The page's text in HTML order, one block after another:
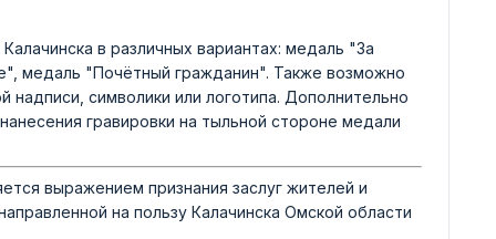
в различных вариантах: медаль "За
медаль "Почётный гражданин". Также возможно
надписи, символики или логотипа. Дополнительно
гравировки на тыльной стороне медали
выражением признания заслуг жителей и
на пользу Калачинска Омской области